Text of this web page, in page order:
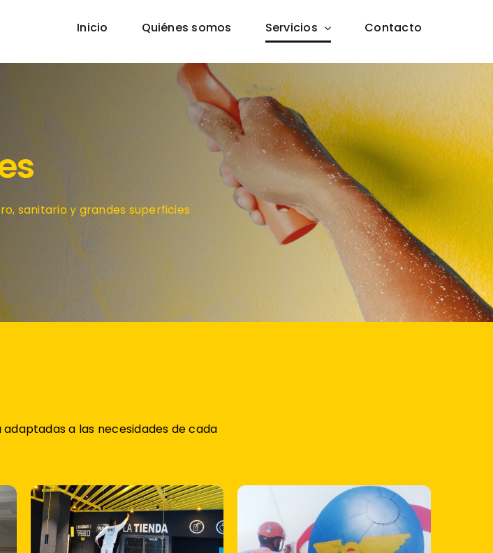
Inicio Quiénes somos Servicios Contacto
sanitario y grandes superficies
a las necesidades de cada